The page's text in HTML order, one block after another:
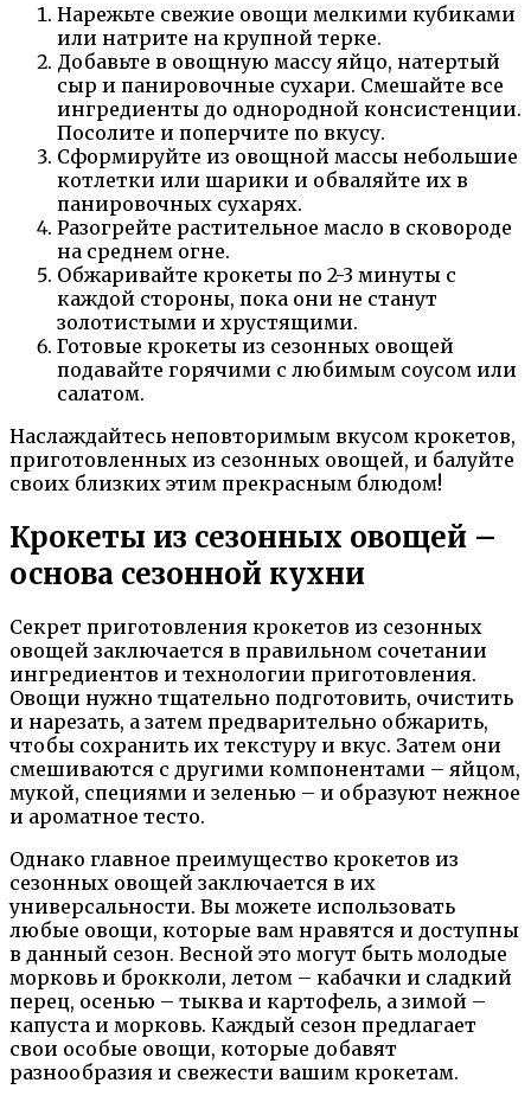
Нарежьте свежие овощи мелкими кубиками
или натрите на крупной терке.
Добавьте в овощную массу яйцо, натертый
сыр и панировочные сухари. Смешайте все
ингредиенты до однородной консистенции.
Посолите и поперчите по вкусу.
Сформируйте из овощной массы небольшие
котлетки или шарики и обваляйте их в
панировочных сухарях.
Разогрейте растительное масло в сковороде
на среднем огне.
Обжаривайте крокеты по 2-3 минуты с
каждой стороны, пока они не станут
золотистыми и хрустящими.
Готовые крокеты из сезонных овощей
подавайте горячими с любимым соусом или
салатом.
Наслаждайтесь неповторимым вкусом крокетов,
приготовленных из сезонных овощей, и балуйте
своих близких этим прекрасным блюдом!
Крокеты из сезонных овощей –
основа сезонной кухни
Секрет приготовления крокетов из сезонных
овощей заключается в правильном сочетании
ингредиентов и технологии приготовления.
Овощи нужно тщательно подготовить, очистить
и нарезать, а затем предварительно обжарить,
чтобы сохранить их текстуру и вкус. Затем они
смешиваются с другими компонентами – яйцом,
мукой, специями и зеленью – и образуют нежное
и ароматное тесто.
Однако главное преимущество крокетов из
сезонных овощей заключается в их
универсальности. Вы можете использовать
любые овощи, которые вам нравятся и доступны
в данный сезон. Весной это могут быть молодые
морковь и брокколи, летом – кабачки и сладкий
перец, осенью – тыква и картофель, а зимой –
капуста и морковь. Каждый сезон предлагает
свои особые овощи, которые добавят
разнообразия и свежести вашим крокетам.